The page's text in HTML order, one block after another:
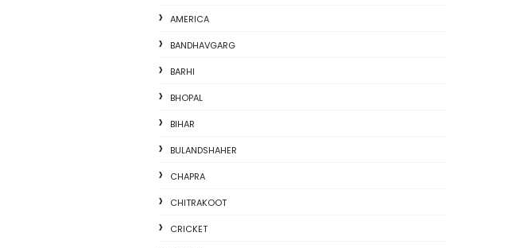
AMERICA
BANDHAVGARG
BARHI
BHOPAL
BIHAR
BULANDSHAHER
CHAPRA
CHITRAKOOT
CRICKET